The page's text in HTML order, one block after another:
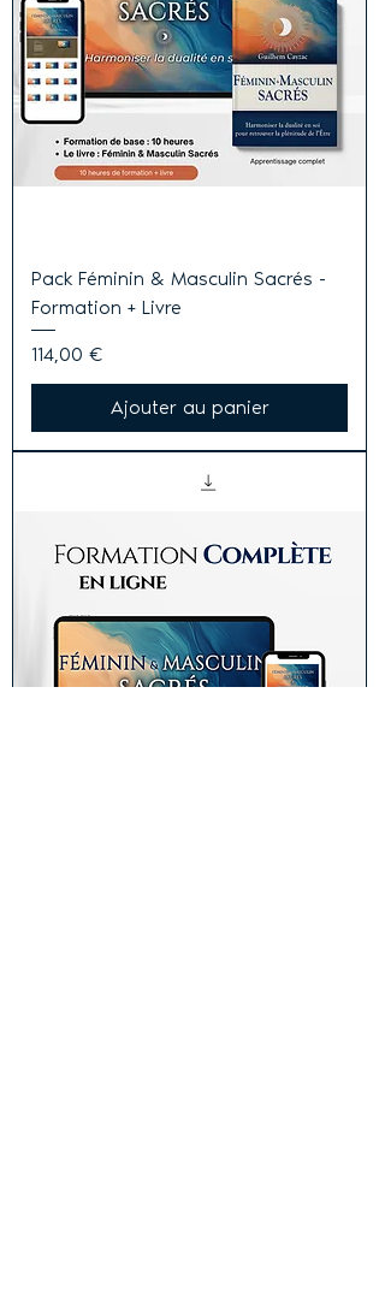
Pack Féminin & Masculin Sacrés -
Formation + Livre
Prix
114,00 €
Ajouter au panier